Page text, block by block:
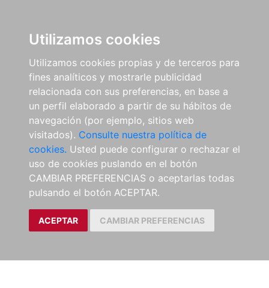
Utilizamos cookies
Utilizamos cookies propias y de terceros para
fines analíticos y mostrarle publicidad
relacionada con sus preferencias, en base a
un perfil elaborado a partir de su hábitos de
navegación (por ejemplo, sitios web
visitados). Consulte nuestra política de
cookies. Usted puede configurar o rechazar el
uso de cookies puslando en el botón
CAMBIAR PREFERENCIAS o aceptarlas todas
pulsando el botón ACEPTAR.
ACEPTAR CAMBIAR PREFERENCIAS